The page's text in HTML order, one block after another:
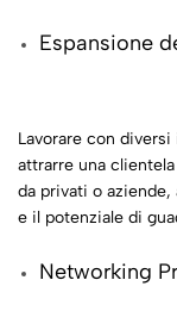
Espansione
Lavorare con
attrarre una
da privati o
e il potenziale di
Networking